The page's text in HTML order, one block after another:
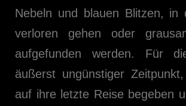
Nebeln und blauen Blitzen, in
verloren gehen oder
aufgefunden werden. Für
äußerst ungünstiger
auf ihre letzte Reise begeben